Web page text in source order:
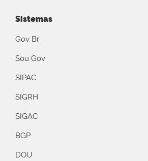
Sistemas
Gov Br
Sou Gov
SIPAC
SIGRH
SIGAC
BGP
DOU